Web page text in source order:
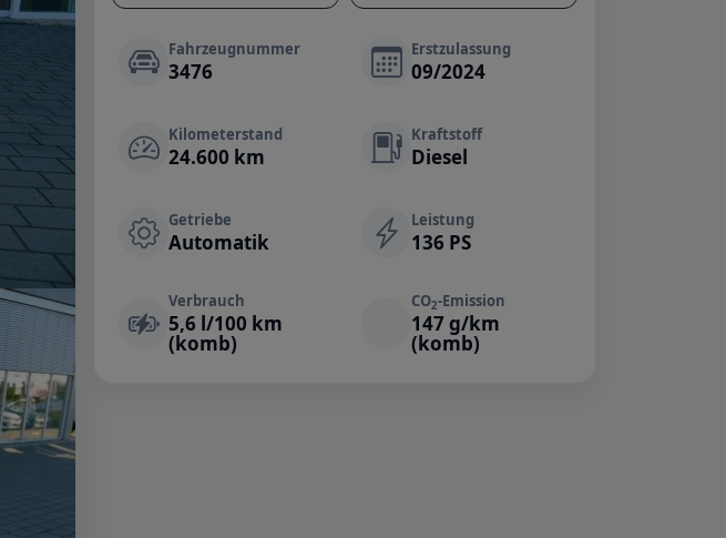
Fahrzeugnummer
3476
Erstzulassung
09/2024
Kilometerstand
24.600 km
Kraftstoff
Diesel
Getriebe
Automatik
Leistung
136 PS
Verbrauch
5,6 l/100 km
(komb)
CO2-Emission
147 g/km
(komb)